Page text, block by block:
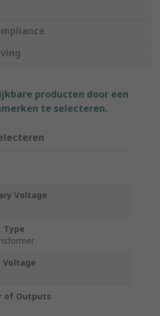
producten door een
te selecteren.
Voltage
Type
Voltage
of Outputs